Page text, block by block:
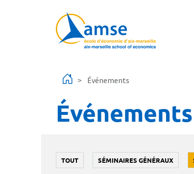
Événements
Événements
TOUT SÉMINAIRES GÉNÉRAUX